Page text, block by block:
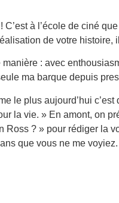
à l’école de ciné
de votre
: avec
ma barque depuis
le plus aujourd’hui
la vie. » En amont, on
? » pour rédiger la
que vous ne me